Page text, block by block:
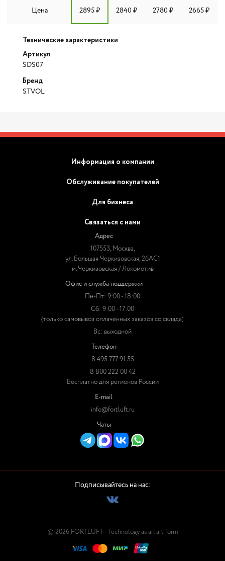
Цена 2895 ₽ 2840 ₽ 2780 ₽ 2665 ₽
Технические характеристики
Артикул
SDS07
Бренд
STVOL
Информация о компании
Обслуживание покупателей
Для бизнеса
Связаться с нами
Адрес
107553, Москва,
ул. Большая Черкизовская, 26АС1
м. Черкизовская / Локомотив
Офис и служба поддержки
Пн-Пт: 9:00 - 18:00
Сб: 9:00 - 17:00
(только самовывоз оплаченных заказов со склада)
Вс: выходной
Телефон
8 495 777 91 55
8 800 222 00 42
Бесплатно для регионов России
E-mail
info@fortluft.ru
Чаты
Подписывайтесь на нас:
© 2026 FORTLUFT - Technology as an art form